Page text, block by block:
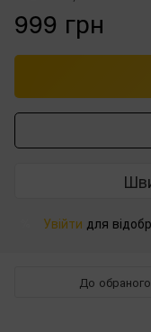
999 грн
Увійти для
До обраного